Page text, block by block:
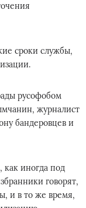
сроки службы,
русофобом
журналист
бандеровцев и
как иногда под
говорят,
и в то же время,